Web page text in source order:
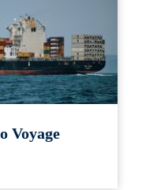
Voyage